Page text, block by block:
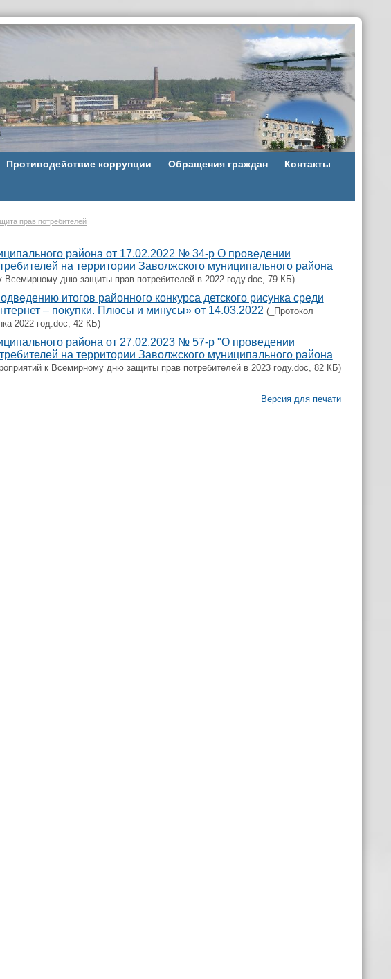
Противодействие коррупции Обращения граждан Контакты
прав потребителей
района от 17.02.2022 № 34-р О проведении
на территории Заволжского муниципального района
дню защиты прав потребителей в 2022 году.doc, 79 КБ)
итогов районного конкурса детского рисунка среди
– покупки. Плюсы и минусы» от 14.03.2022 (_Протокол
2022 год.doc, 42 КБ)
района от 27.02.2023 № 57-р "О проведении
на территории Заволжского муниципального района
к Всемирному дню защиты прав потребителей в 2023 году.doc, 82 КБ)
Версия для печати